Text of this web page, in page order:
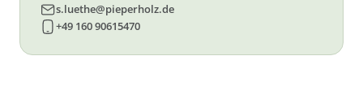
s.luethe@pieperholz.de
+49 160 90615470